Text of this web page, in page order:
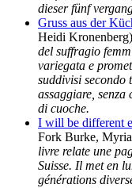
dieser fünf
Gruss aus der
Heidi Kronenberg)
del suffragio
variegata e
suddivisi
assaggiare,
di cuoche.
I will be different
Fork Burke,
livre relate une
Suisse. Il met en
générations